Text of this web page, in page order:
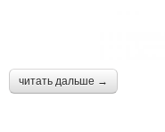
читать дальше →